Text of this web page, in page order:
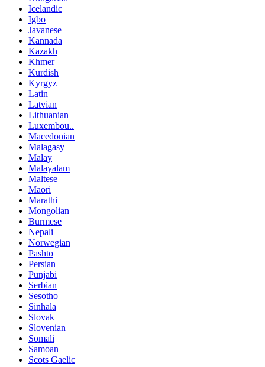
Icelandic
Igbo
Javanese
Kannada
Kazakh
Khmer
Kurdish
Kyrgyz
Latin
Latvian
Lithuanian
Luxembou..
Macedonian
Malagasy
Malay
Malayalam
Maltese
Maori
Marathi
Mongolian
Burmese
Nepali
Norwegian
Pashto
Persian
Punjabi
Serbian
Sesotho
Sinhala
Slovak
Slovenian
Somali
Samoan
Scots Gaelic